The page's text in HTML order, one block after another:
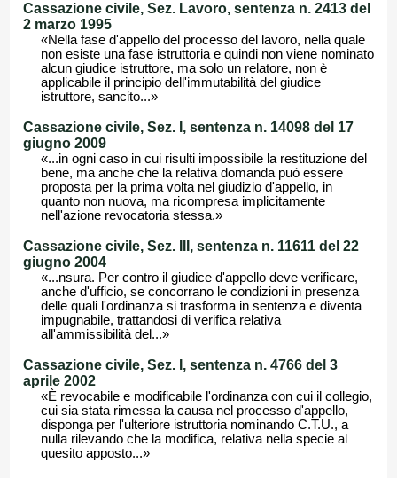
Cassazione civile, Sez. Lavoro, sentenza n. 2413 del
2 marzo 1995
«Nella fase d'appello del processo del lavoro, nella quale
non esiste una fase istruttoria e quindi non viene nominato
alcun giudice istruttore, ma solo un relatore, non è
applicabile il principio dell'immutabilità del giudice
istruttore, sancito...»
Cassazione civile, Sez. I, sentenza n. 14098 del 17
giugno 2009
«...in ogni caso in cui risulti impossibile la restituzione del
bene, ma anche che la relativa domanda può essere
proposta per la prima volta nel giudizio d'appello, in
quanto non nuova, ma ricompresa implicitamente
nell'azione revocatoria stessa.»
Cassazione civile, Sez. III, sentenza n. 11611 del 22
giugno 2004
«...nsura. Per contro il giudice d'appello deve verificare,
anche d'ufficio, se concorrano le condizioni in presenza
delle quali l'ordinanza si trasforma in sentenza e diventa
impugnabile, trattandosi di verifica relativa
all'ammissibilità del...»
Cassazione civile, Sez. I, sentenza n. 4766 del 3
aprile 2002
«È revocabile e modificabile l'ordinanza con cui il collegio,
cui sia stata rimessa la causa nel processo d'appello,
disponga per l'ulteriore istruttoria nominando C.T.U., a
nulla rilevando che la modifica, relativa nella specie al
quesito apposto...»